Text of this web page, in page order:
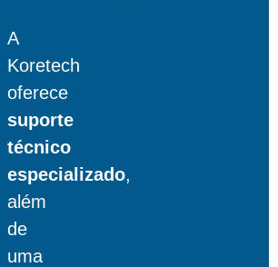
A
Koretech
oferece
suporte
técnico
especializado,
além
de
uma